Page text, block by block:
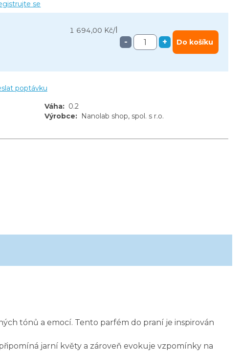
1 694,00 Kč/
- + Do košíku
se
poptávku
Váha: 0.2
Výrobce: Nanolab shop, spol. s r.o.
tónů a emocí. Tento parfém do praní je inspirován
jarní květy a zároveň evokuje vzpomínky na